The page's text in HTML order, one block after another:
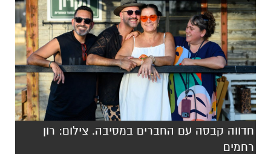
חדווה קבסה עם החברים במסיבה. צילום: רון
רחמים
חדווה קבסה, מי שמוכרת לרבים כ"מלכת הצבע